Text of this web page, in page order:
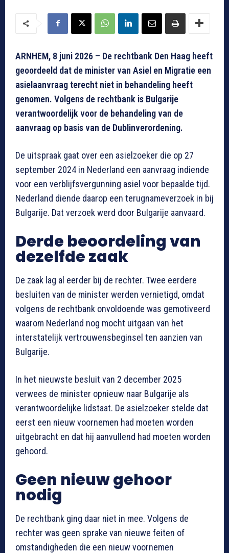
ARNHEM, 8 juni 2026 – De rechtbank Den Haag heeft
geoordeeld dat de minister van Asiel en Migratie een
asielaanvraag terecht niet in behandeling heeft
genomen. Volgens de rechtbank is Bulgarije
verantwoordelijk voor de behandeling van de
aanvraag op basis van de Dublinverordening.
De uitspraak gaat over een asielzoeker die op 27
september 2024 in Nederland een aanvraag indiende
voor een verblijfsvergunning asiel voor bepaalde tijd.
Nederland diende daarop een terugnameverzoek in bij
Bulgarije. Dat verzoek werd door Bulgarije aanvaard.
Derde beoordeling van
dezelfde zaak
De zaak lag al eerder bij de rechter. Twee eerdere
besluiten van de minister werden vernietigd, omdat
volgens de rechtbank onvoldoende was gemotiveerd
waarom Nederland nog mocht uitgaan van het
interstatelijk vertrouwensbeginsel ten aanzien van
Bulgarije.
In het nieuwste besluit van 2 december 2025
verwees de minister opnieuw naar Bulgarije als
verantwoordelijke lidstaat. De asielzoeker stelde dat
eerst een nieuw voornemen had moeten worden
uitgebracht en dat hij aanvullend had moeten worden
gehoord.
Geen nieuw gehoor
nodig
De rechtbank ging daar niet in mee. Volgens de
rechter was geen sprake van nieuwe feiten of
omstandigheden die een nieuw voornemen